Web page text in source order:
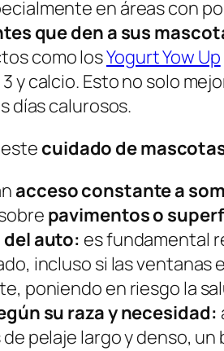
en áreas con
que den a sus
como losYogurt Yow Up
y calcio. Esto no solo
días calurosos.
cuidado de
acceso constante a
pavimentos o
auto: es fundamental
incluso si las
poniendo en riesgo la
su raza y necesidad:
pelaje largo y denso, un